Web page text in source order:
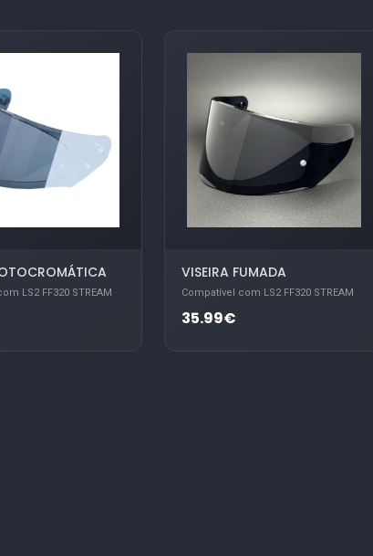
LS2 FF320 STREAM
VISEIRA FUMADA
Compatível com LS2 FF320 STREAM
35.99€